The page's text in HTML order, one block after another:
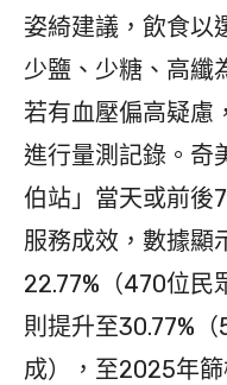
姿綺建議，飲食以
少鹽、少糖、高纖
若有血壓偏高疑慮
進行量測記錄。奇
伯站」當天或前後
服務成效，數據顯
22.77%（470位民
則提升至30.77%
成），至2025年